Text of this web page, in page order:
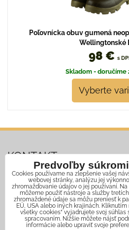
Poľovnícka obuv gumená
Wellingtonské
98 € s
Skladom - doručíme
Vyberte
KONTAKT
Mobil:+421 911 466 006
Email: info@jagershop.sk
Predvoľby
Cookies používame na zlepšenie vašej
webovej stránky, analýzu jej
zhromažďovanie údajov o jej používaní.
môžeme použiť nástroje a služby
zhromaždené údaje sa môžu preniesť k
EÚ, USA alebo iných krajinách. Kliknutím
všetky cookies“ vyjadrujete svoj súhlas
spracovaním. Nižšie môžete nájsť
informácie alebo upraviť svoje